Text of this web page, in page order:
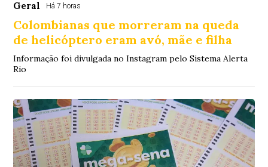
Geral Há 7 horas
Colombianas que morreram na queda
de helicóptero eram avó, mãe e filha
Informação foi divulgada no Instagram pelo Sistema Alerta
Rio